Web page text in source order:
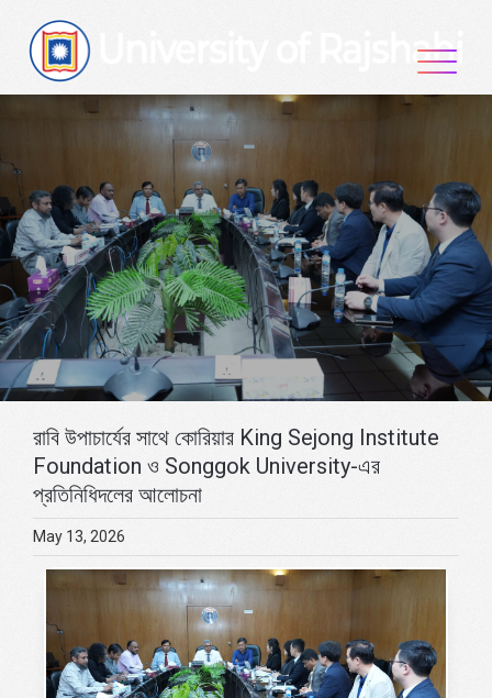
content
রাবি উপাচার্যের সাথে কোরিয়ার King Sejong Institute
Foundation ও Songgok University-এর
প্রতিনিধিদলের আলোচনা
May 13, 2026